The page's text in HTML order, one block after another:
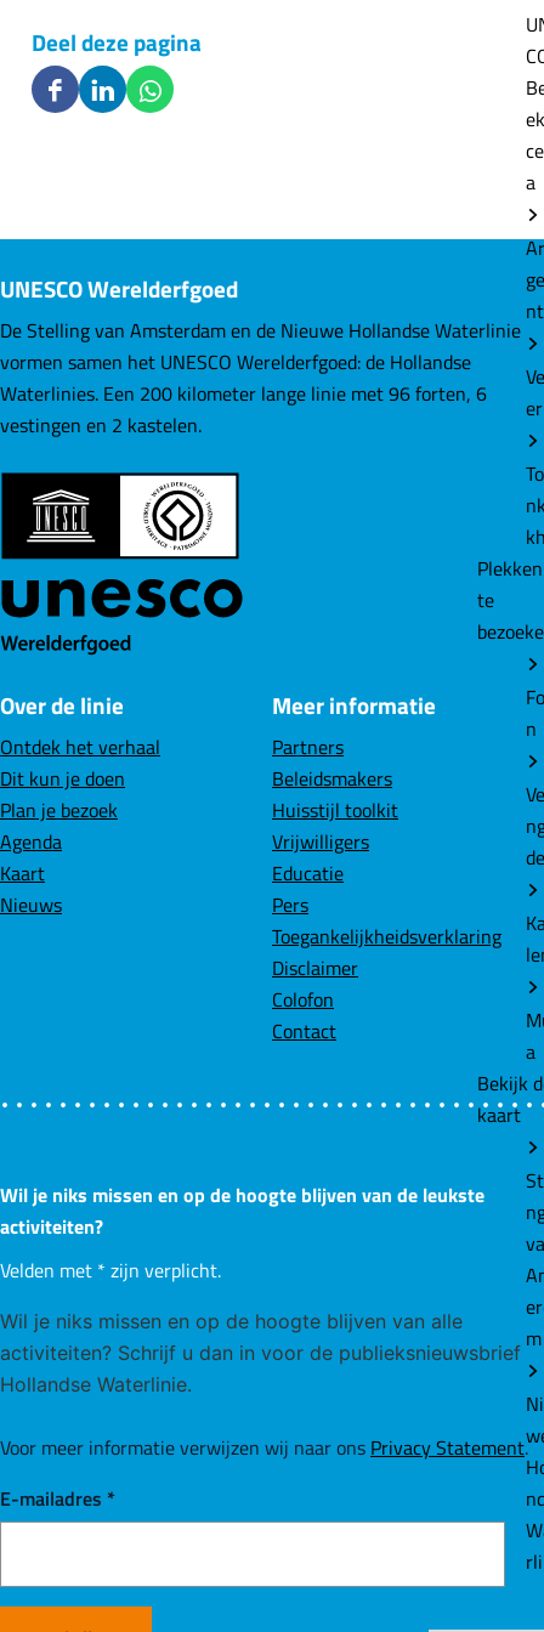
a
er
te
n
a
Bekijk
kaart
m
Deel deze pagina
D
z
e
p
a
g
n
a
o
p
F
a
e
b
o
o
k
D
z
e
p
a
g
n
p
L
i
k
d
I
n
D
z
e
p
a
g
n
a
o
p
W
A
UNESCO Werelderfgoed
De Stelling van Amsterdam en de Nieuwe Hollandse Waterlinie
vormen samen het UNESCO Werelderfgoed: de Hollandse
Waterlinies. Een 200 kilometer lange linie met 96 forten, 6
vestingen en 2 kastelen.
Over de linie
Ontdek het verhaal
Dit kun je doen
Plan je bezoek
Agenda
Kaart
Nieuws
Meer informatie
Partners
Beleidsmakers
Huisstijl toolkit
Vrijwilligers
Educatie
Pers
Toegankelijkheidsverklaring
Disclaimer
Colofon
Contact
Wil je niks missen en op de hoogte blijven van de leukste
activiteiten?
Velden met * zijn verplicht.
Wil je niks missen en op de hoogte blijven van alle
activiteiten? Schrijf u dan in voor de publieksnieuwsbrief
Hollandse Waterlinie.
Voor meer informatie verwijzen wij naar ons Privacy Statement.
E-mailadres *